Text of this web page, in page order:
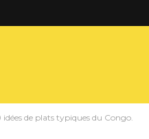
idées de plats typiques du Congo.